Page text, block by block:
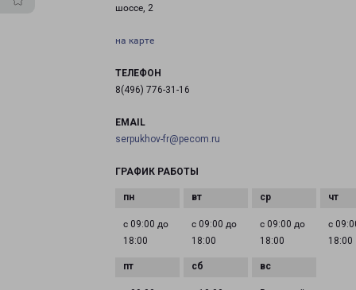
шоссе, 2
на карте
ТЕЛЕФОН
8(496) 776-31-16
EMAIL
serpukhov-fr@pecom.ru
ГРАФИК РАБОТЫ
с 09:00 до
18:00
с 09:00 до
18:00
с 09:00 до
18:00
с
18:00